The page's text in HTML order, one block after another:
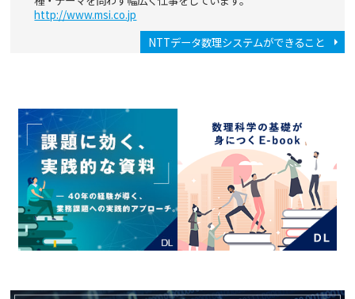
http://www.msi.co.jp
NTTデータ数理システムができること